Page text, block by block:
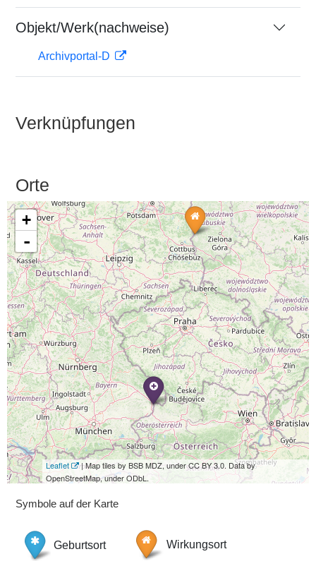
Objekt/Werk(nachweise)
Archivportal-D
Verknüpfungen
Orte
+
-
Leaflet
| Map tiles by BSB MDZ, under CC BY 3.0. Data by
OpenStreetMap, under ODbL.
Symbole auf der Karte
Geburtsort Wirkungsort